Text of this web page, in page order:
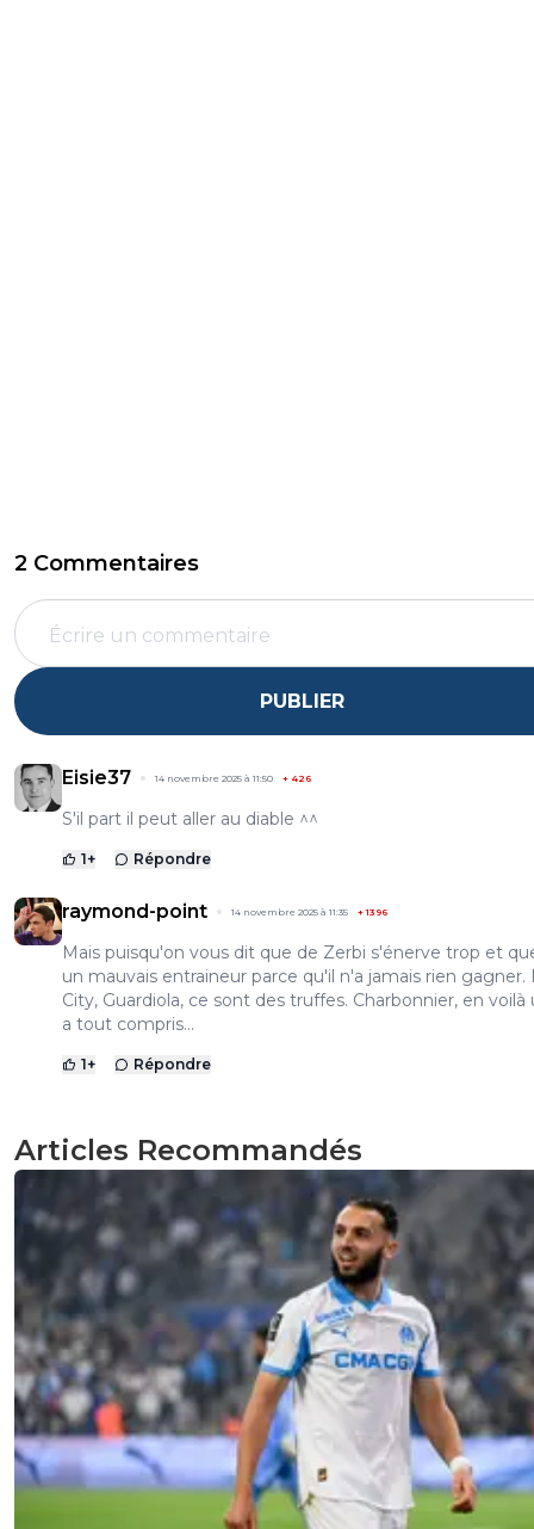
2 Commentaires
PUBLIER
Eisie37 14 novembre 2025 à 11:50 + 426
S'il part il peut aller au diable ^^
1+ Répondre
raymond-point 14 novembre 2025 à 11:35 +1396
Mais puisqu'on vous dit que de Zerbi s'énerve trop et
un mauvais entraineur parce qu'il n'a jamais rien gagner.
City, Guardiola, ce sont des truffes. Charbonnier, en voilà
a tout compris...
1+ Répondre
Articles Recommandés